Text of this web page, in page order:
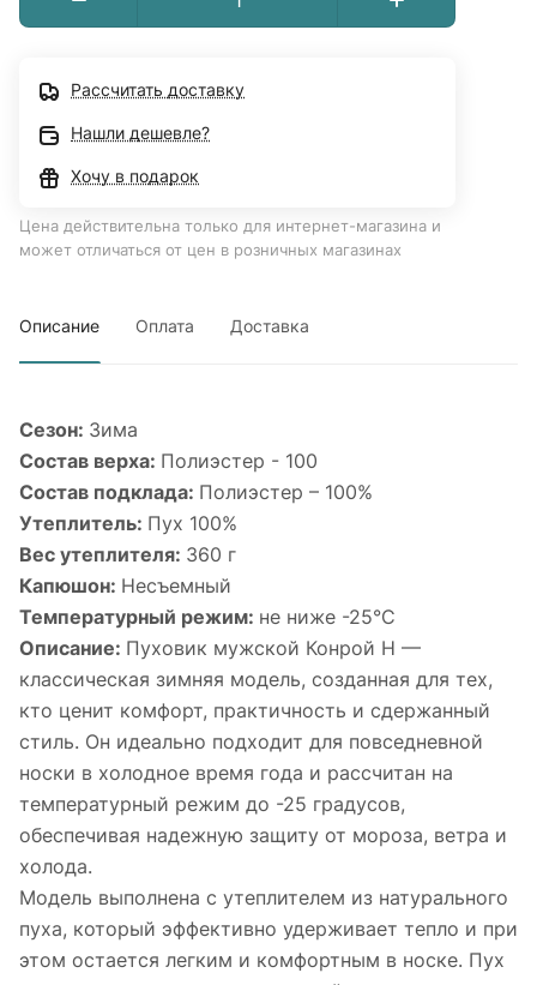
Рассчитать доставку
Нашли дешевле?
Хочу в подарок
Цена действительна только для интернет-магазина и
может отличаться от цен в розничных магазинах
Описание Оплата Доставка
Сезон: Зима
Состав верха: Полиэстер - 100
Состав подклада: Полиэстер – 100%
Утеплитель: Пух 100%
Вес утеплителя: 360 г
Капюшон: Несъемный
Температурный режим: не ниже -25°С
Описание: Пуховик мужской Конрой Н —
классическая зимняя модель, созданная для тех,
кто ценит комфорт, практичность и сдержанный
стиль. Он идеально подходит для повседневной
носки в холодное время года и рассчитан на
температурный режим до -25 градусов,
обеспечивая надежную защиту от мороза, ветра и
холода.
Модель выполнена с утеплителем из натурального
пуха, который эффективно удерживает тепло и при
этом остается легким и комфортным в носке. Пух